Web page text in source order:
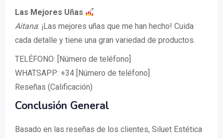
Las Mejores Uñas
Aitana: ¡Las mejores uñas que me han hecho! Cuida
cada detalle y tiene una gran variedad de productos.
TELÉFONO: [Número de teléfono]
WHATSAPP: +34 [Número de teléfono]
Reseñas (Calificación)
Conclusión General
Basado en las reseñas de los clientes, Siluet Estética